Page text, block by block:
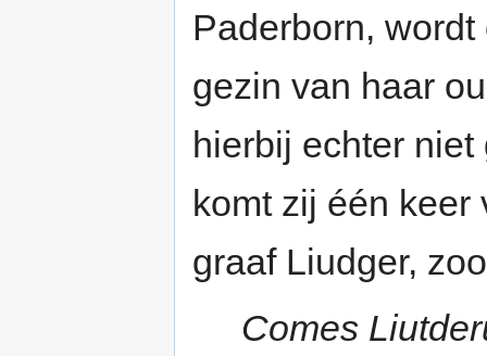
Paderborn,
gezin van haar
hierbij echter
komt zij één
graaf Liudger,
Comes